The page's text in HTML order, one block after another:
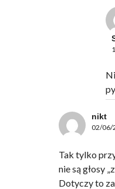
nikt
02/06/
Tak tylko
nie są głosy
Dotyczy to